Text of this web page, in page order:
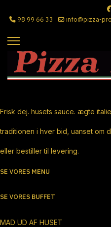
98 99 66 33 info@pizza-
Frisk dej. husets sauce. ægte
traditionen i hver bid, uanset om
eller bestiller til levering.
SE VORES MENU
SE VORES BUFFET
MAD UD AF HUSET